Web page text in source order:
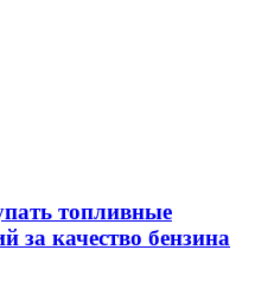
топливные
за качество бензина